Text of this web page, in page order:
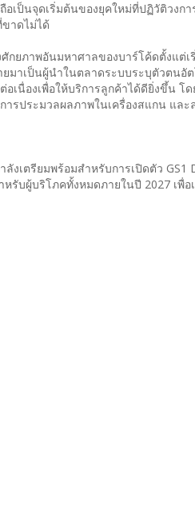
เป็นจุดเริ่มต้นของยุคใหม่ที่ปฏิวัติวงก
าดไม่ได้
กยภาพอันมหาศาลของบาร์โค้ดตั้งแต่
ยมาเป็นผู้นำในตลาดระบบระบุตัวตน
เนื่องเพื่อให้บริการลูกค้าได้ดียิ่งขึ้น โ
รประมวลผลภาพในเครื่องสแกน แล
เตรียมพร้อมสำหรับการเปิดตัว
ผู้บริโภคทั้งหมดภายในปี 2027 เพื่อ